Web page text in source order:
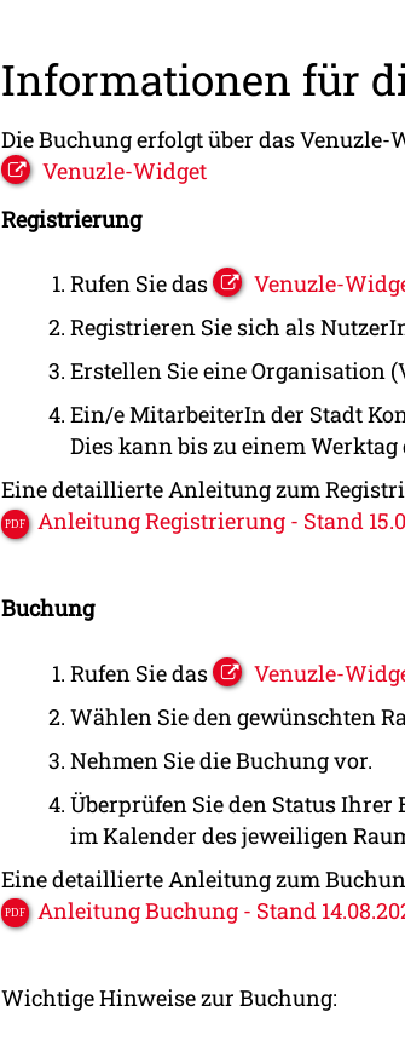
Informationen für
Die Buchung erfolgt über das
Venuzle-Widget
Registrierung
Rufen Sie das Venuzle-
Registrieren Sie sich als
Erstellen Sie eine Organisation
Ein/e MitarbeiterIn der Stadt
Dies kann bis zu einem
Eine detaillierte Anleitung zum
Anleitung Registrierung - Stand
Buchung
Rufen Sie das Venuzle-
Wählen Sie den gewünschten
Nehmen Sie die Buchung vor.
Überprüfen Sie den Status Ihrer
im Kalender des jeweiligen
Eine detaillierte Anleitung zum
Anleitung Buchung - Stand
Wichtige Hinweise zur Buchung: